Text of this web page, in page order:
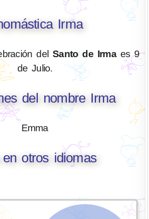
Irma
delSanto de Irmaes 9
de Julio.
del nombre Irma
Emma
otros idiomas